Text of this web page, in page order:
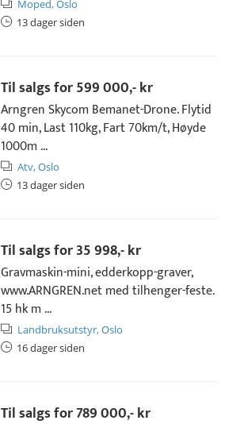
Moped,Oslo
13 dager siden
Til salgs for599 000,- kr
Arngren Skycom Bemanet-Drone. Flytid
40 min, Last 110kg, Fart 70km/t, Høyde
1000m ...
Atv,Oslo
13 dager siden
Til salgs for35 998,- kr
Gravmaskin-mini, edderkopp-graver,
www.ARNGREN.net med tilhenger-feste.
15 hk m ...
Landbruksutstyr,Oslo
16 dager siden
Til salgs for789 000,- kr